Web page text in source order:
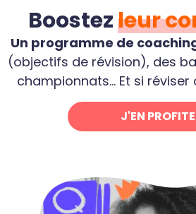
Boostezleur
Un programme de
(objectifs de révision), des
championnats... Et si réviser
J'EN PROFITE